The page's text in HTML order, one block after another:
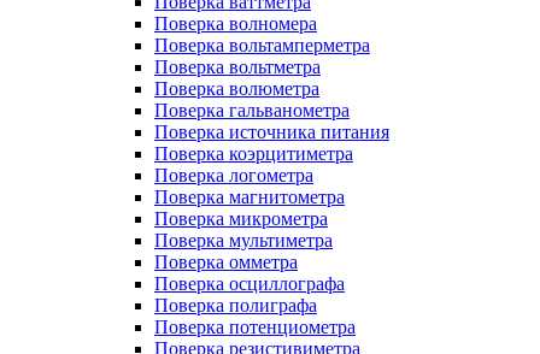
Поверка волномера
Поверка вольтамперметра
Поверка вольтметра
Поверка волюметра
Поверка гальванометра
Поверка источника питания
Поверка коэрцитиметра
Поверка логометра
Поверка магнитометра
Поверка микрометра
Поверка мультиметра
Поверка омметра
Поверка осциллографа
Поверка полиграфа
Поверка потенциометра
Поверка резистивиметра